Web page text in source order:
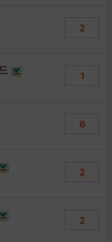
2
1
6
2
2